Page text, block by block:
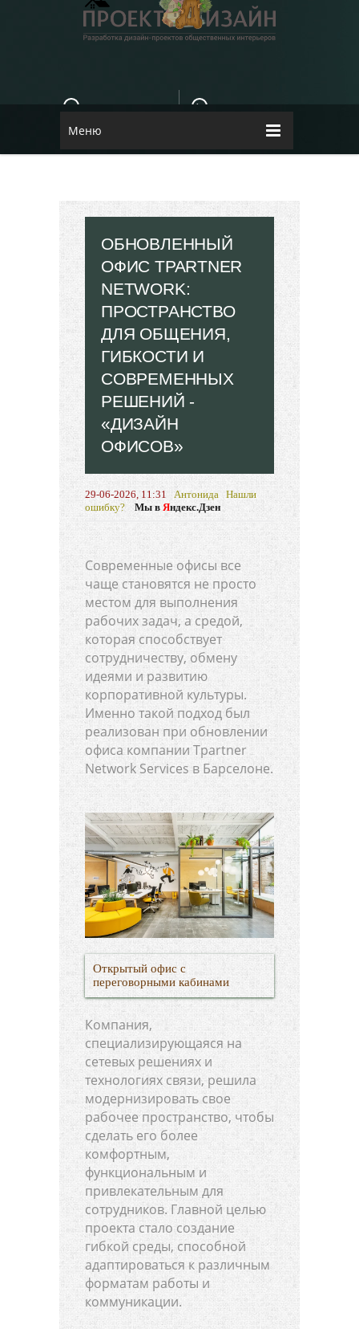
КОНТАКТЫ
E-MAIL
Меню
ОБНОВЛЕННЫЙ
ОФИС TPARTNER
NETWORK:
ПРОСТРАНСТВО
ДЛЯ ОБЩЕНИЯ,
ГИБКОСТИ И
СОВРЕМЕННЫХ
РЕШЕНИЙ -
«ДИЗАЙН
ОФИСОВ»
29-06-2026, 11:31 Антонида Нашли
ошибку?
Мы в Яндекс.Дзен
Современные офисы все
чаще становятся не просто
местом для выполнения
рабочих задач, а средой,
которая способствует
сотрудничеству, обмену
идеями и развитию
корпоративной культуры.
Именно такой подход был
реализован при обновлении
офиса компании Tpartner
Network Services в Барселоне.
Открытый офис с
переговорными кабинами
Компания,
специализирующаяся на
сетевых решениях и
технологиях связи, решила
модернизировать свое
рабочее пространство, чтобы
сделать его более
комфортным,
функциональным и
привлекательным для
сотрудников. Главной целью
проекта стало создание
гибкой среды, способной
адаптироваться к различным
форматам работы и
коммуникации.